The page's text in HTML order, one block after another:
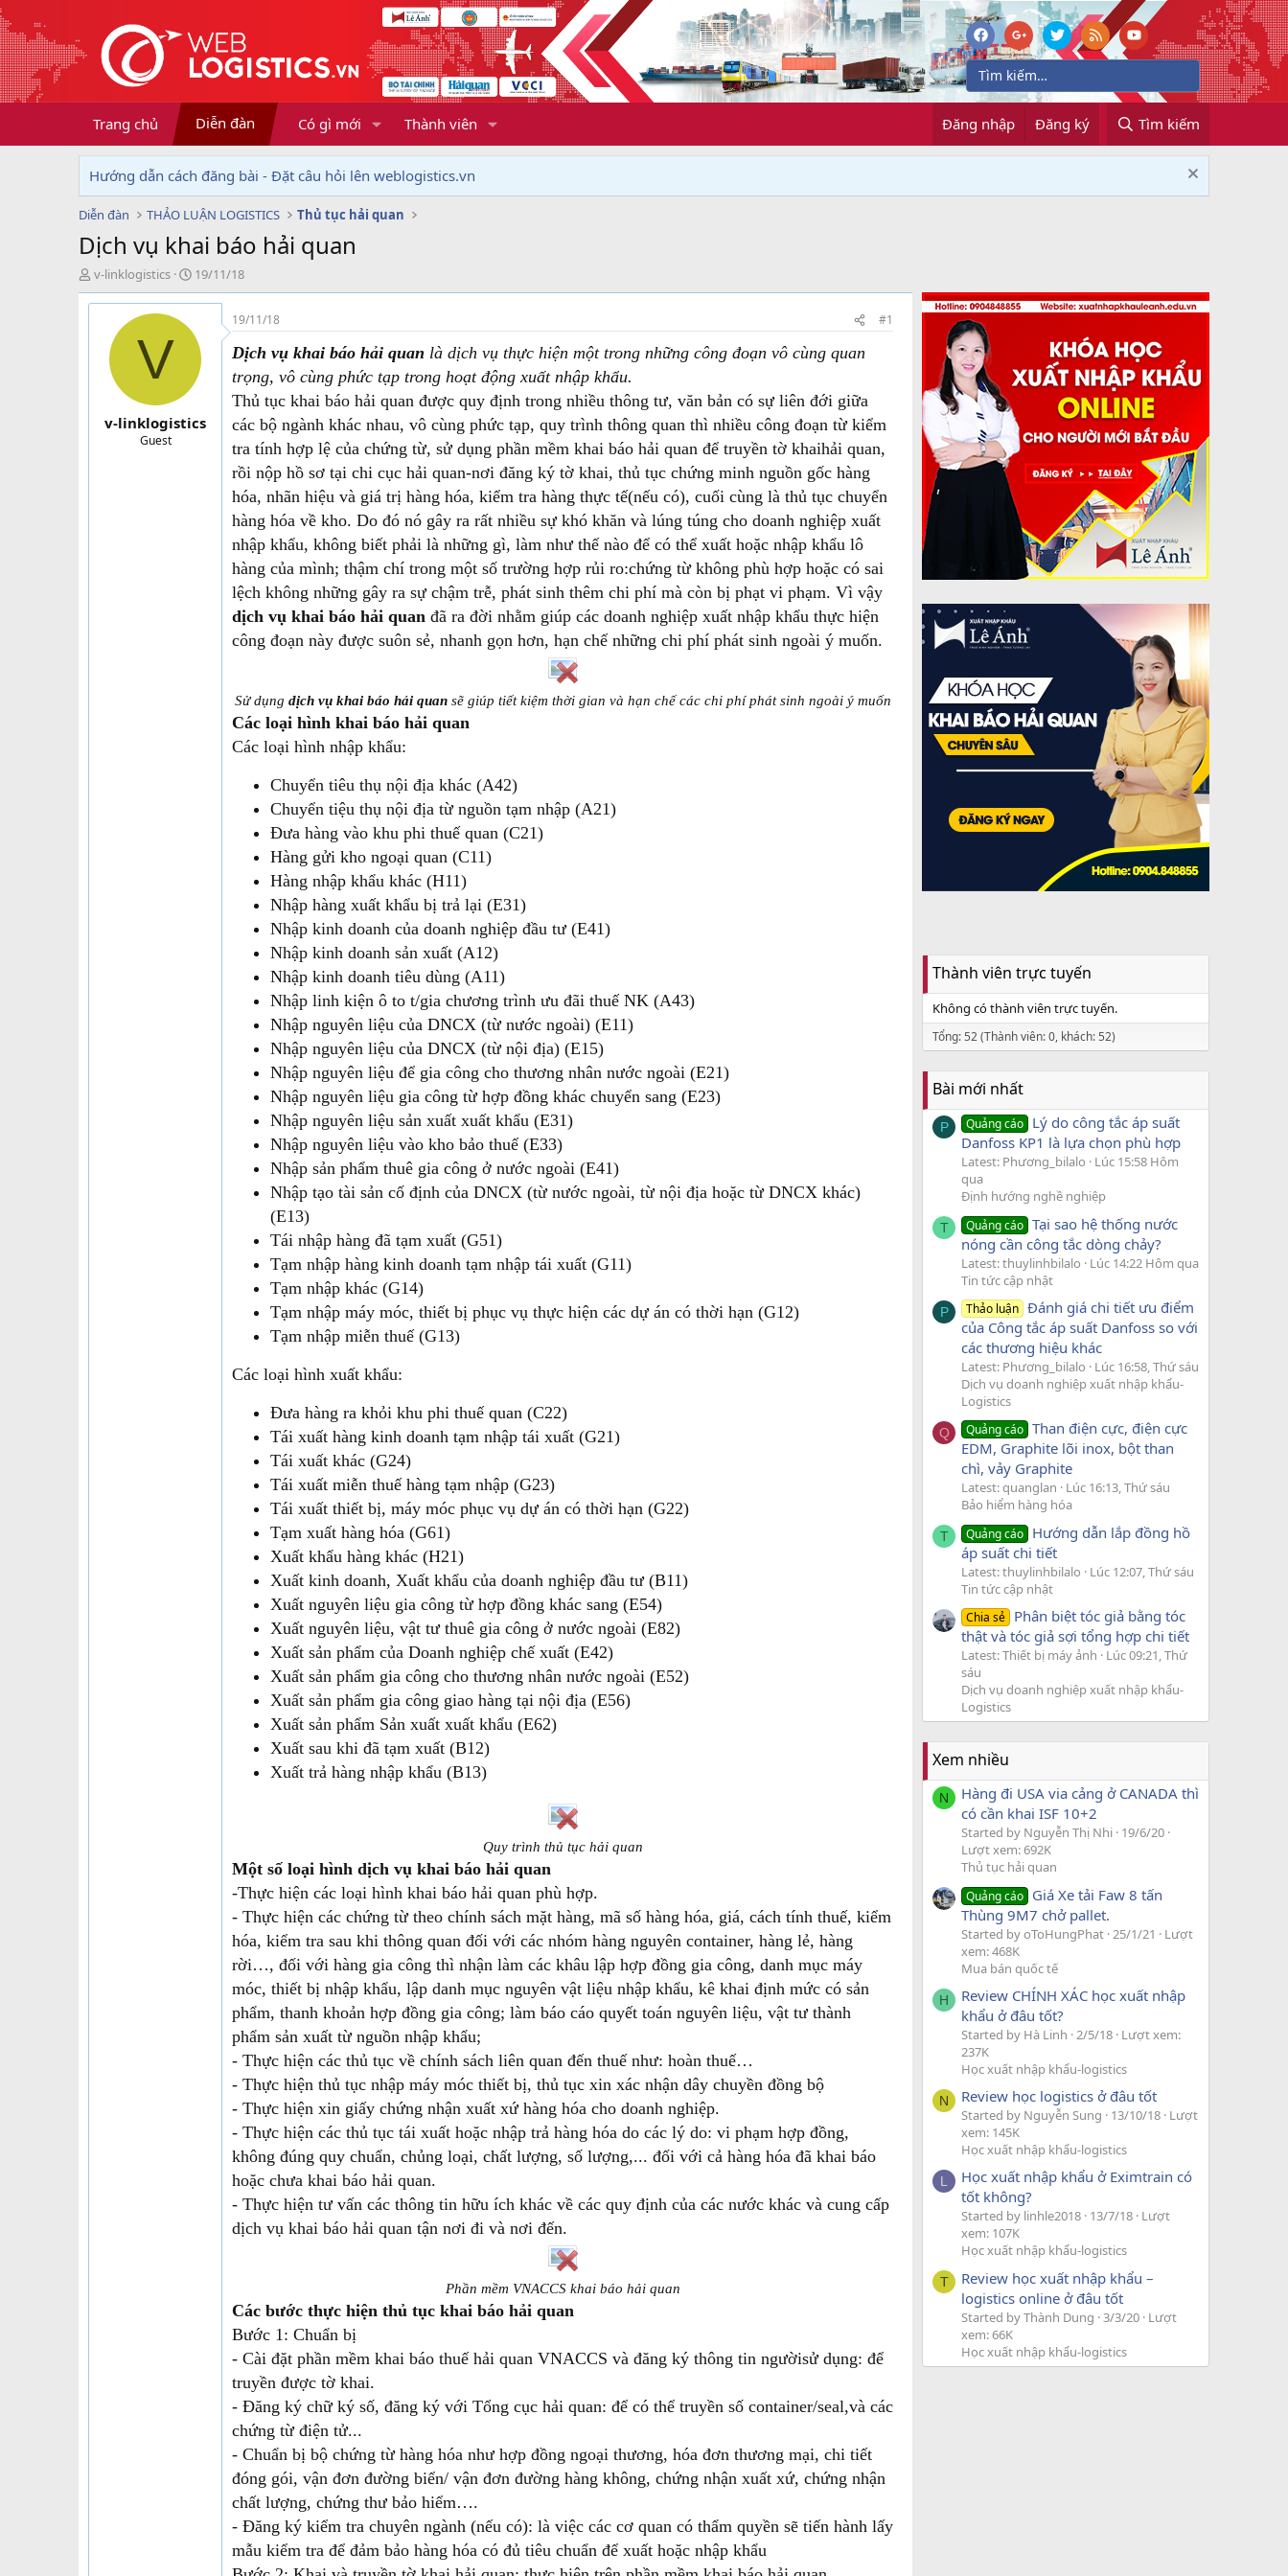
Trang chủ Diễn đàn Có gì mới Thành viên Đăng nhập Đăng ký Tìm kiếm
Hướng dẫn cách đăng bài - Đặt câu hỏi lên weblogistics.vn
Diễn đàn THẢO LUẬN LOGISTICS Thủ tục hải quan
Dịch vụ khai báo hải quan
T
h
r
v-linklogistics
N
g
à
g
ử
i
19/11/18
V
v-linklogistics
Guest
19/11/18 #1
Dịch vụ khai báo hải quan là dịch vụ thực hiện một trong những công đoạn vô cùng quan
trọng, vô cùng phức tạp trong hoạt động xuất nhập khẩu.
Thủ tục khai báo hải quan được quy định trong nhiều thông tư, văn bản có sự liên đới giữa
các bộ ngành khác nhau, vô cùng phức tạp, quy trình thông quan thì nhiều công đoạn từ kiểm
tra tính hợp lệ của chứng từ, sử dụng phần mềm khai báo hải quan để truyền tờ khaihải quan,
rồi nộp hồ sơ tại chi cục hải quan-nơi đăng ký tờ khai, thủ tục chứng minh nguồn gốc hàng
hóa, nhãn hiệu và giá trị hàng hóa, kiểm tra hàng thực tế(nếu có), cuối cùng là thủ tục chuyển
hàng hóa về kho. Do đó nó gây ra rất nhiều sự khó khăn và lúng túng cho doanh nghiệp xuất
nhập khẩu, không biết phải là những gì, làm như thế nào để có thể xuất hoặc nhập khẩu lô
hàng của mình; thậm chí trong một số trường hợp rủi ro:chứng từ không phù hợp hoặc có sai
lệch không những gây ra sự chậm trễ, phát sinh thêm chi phí mà còn bị phạt vi phạm. Vì vậy
dịch vụ khai báo hải quan đã ra đời nhằm giúp các doanh nghiệp xuất nhập khẩu thực hiện
công đoạn này được suôn sẻ, nhanh gọn hơn, hạn chế những chi phí phát sinh ngoài ý muốn.
Sử dụng dịch vụ khai báo hải quansẽ giúp tiết kiệm thời gian và hạn chế các chi phí phát sinh ngoài ý muốn
Các loại hình khai báo hải quan
Các loại hình nhập khẩu:
Chuyển tiêu thụ nội địa khác (A42)
Chuyển tiệu thụ nội địa từ nguồn tạm nhập (A21)
Đưa hàng vào khu phi thuế quan (C21)
Hàng gửi kho ngoại quan (C11)
Hàng nhập khẩu khác (H11)
Nhập hàng xuất khẩu bị trả lại (E31)
Nhập kinh doanh của doanh nghiệp đầu tư (E41)
Nhập kinh doanh sản xuất (A12)
Nhập kinh doanh tiêu dùng (A11)
Nhập linh kiện ô to t/gia chương trình ưu đãi thuế NK (A43)
Nhập nguyên liệu của DNCX (từ nước ngoài) (E11)
Nhập nguyên liệu của DNCX (từ nội địa) (E15)
Nhập nguyên liệu để gia công cho thương nhân nước ngoài (E21)
Nhập nguyên liệu gia công từ hợp đồng khác chuyển sang (E23)
Nhập nguyên liệu sản xuất xuất khẩu (E31)
Nhập nguyên liệu vào kho bảo thuế (E33)
Nhập sản phẩm thuê gia công ở nước ngoài (E41)
Nhập tạo tài sản cố định của DNCX (từ nước ngoài, từ nội địa hoặc từ DNCX khác)
(E13)
Tái nhập hàng đã tạm xuất (G51)
Tạm nhập hàng kinh doanh tạm nhập tái xuất (G11)
Tạm nhập khác (G14)
Tạm nhập máy móc, thiết bị phục vụ thực hiện các dự án có thời hạn (G12)
Tạm nhập miễn thuế (G13)
Các loại hình xuất khẩu:
Đưa hàng ra khỏi khu phi thuế quan (C22)
Tái xuất hàng kinh doanh tạm nhập tái xuất (G21)
Tái xuất khác (G24)
Tái xuất miễn thuế hàng tạm nhập (G23)
Tái xuất thiết bị, máy móc phục vụ dự án có thời hạn (G22)
Tạm xuất hàng hóa (G61)
Xuất khẩu hàng khác (H21)
Xuất kinh doanh, Xuất khẩu của doanh nghiệp đầu tư (B11)
Xuất nguyên liệu gia công từ hợp đồng khác sang (E54)
Xuất nguyên liệu, vật tư thuê gia công ở nước ngoài (E82)
Xuất sản phẩm của Doanh nghiệp chế xuất (E42)
Xuất sản phẩm gia công cho thương nhân nước ngoài (E52)
Xuất sản phẩm gia công giao hàng tại nội địa (E56)
Xuất sản phẩm Sản xuất xuất khẩu (E62)
Xuất sau khi đã tạm xuất (B12)
Xuất trả hàng nhập khẩu (B13)
Quy trình thủ tục hải quan
Một số loại hình dịch vụ khai báo hải quan
-Thực hiện các loại hình khai báo hải quan phù hợp.
- Thực hiện các chứng từ theo chính sách mặt hàng, mã số hàng hóa, giá, cách tính thuế, kiểm
hóa, kiểm tra sau khi thông quan đối với các nhóm hàng nguyên container, hàng lẻ, hàng
rời…, đối với hàng gia công thì nhận làm các khâu lập hợp đồng gia công, danh mục máy
móc, thiết bị nhập khẩu, lập danh mục nguyên vật liệu nhập khẩu, kê khai định mức có sản
phẩm, thanh khoản hợp đồng gia công; làm báo cáo quyết toán nguyên liệu, vật tư thành
phẩm sản xuất từ nguồn nhập khẩu;
- Thực hiện các thủ tục về chính sách liên quan đến thuế như: hoàn thuế…
- Thực hiện thủ tục nhập máy móc thiết bị, thủ tục xin xác nhận dây chuyền đồng bộ
- Thực hiện xin giấy chứng nhận xuất xứ hàng hóa cho doanh nghiệp.
- Thực hiện các thủ tục tái xuất hoặc nhập trả hàng hóa do các lý do: vi phạm hợp đồng,
không đúng quy chuẩn, chủng loại, chất lượng, số lượng,... đối với cả hàng hóa đã khai báo
hoặc chưa khai báo hải quan.
- Thực hiện tư vấn các thông tin hữu ích khác về các quy định của các nước khác và cung cấp
dịch vụ khai báo hải quan tận nơi đi và nơi đến.
Phần mềm VNACCS khai báo hải quan
Các bước thực hiện thủ tục khai báo hải quan
Bước 1: Chuẩn bị
- Cài đặt phần mềm khai báo thuế hải quan VNACCS và đăng ký thông tin ngườisử dụng: để
truyền được tờ khai.
- Đăng ký chữ ký số, đăng ký với Tổng cục hải quan: để có thể truyền số container/seal,và các
chứng từ điện tử...
- Chuẩn bị bộ chứng từ hàng hóa như hợp đồng ngoại thương, hóa đơn thương mại, chi tiết
đóng gói, vận đơn đường biển/ vận đơn đường hàng không, chứng nhận xuất xứ, chứng nhận
chất lượng, chứng thư bảo hiểm….
- Đăng ký kiểm tra chuyên ngành (nếu có): là việc các cơ quan có thẩm quyền sẽ tiến hành lấy
mẫu kiểm tra để đảm bảo hàng hóa có đủ tiêu chuẩn để xuất hoặc nhập khẩu
Thành viên trực tuyến
Không có thành viên trực tuyến.
Tổng: 52 (Thành viên: 0, khách: 52)
Bài mới nhất
P Quảng cáo Lý do công tắc áp suất
Danfoss KP1 là lựa chọn phù hợp
Latest: Phương_bilalo
Lúc 15:58 Hôm
qua
Định hướng nghề nghiệp
T Quảng cáo Tại sao hệ thống nước
nóng cần công tắc dòng chảy?
Latest: thuylinhbilalo
Lúc 14:22 Hôm qua
Tin tức cập nhật
P Thảo luận Đánh giá chi tiết ưu điểm
của Công tắc áp suất Danfoss so với
các thương hiệu khác
Latest: Phương_bilalo
Lúc 16:58, Thứ sáu
Dịch vụ doanh nghiệp xuất nhập khẩu-
Logistics
Q Quảng cáo Than điện cực, điện cực
EDM, Graphite lõi inox, bột than
chì, vảy Graphite
Latest: quanglan
Lúc 16:13, Thứ sáu
Bảo hiểm hàng hóa
T Quảng cáo Hướng dẫn lắp đồng hồ
áp suất chi tiết
Latest: thuylinhbilalo
Lúc 12:07, Thứ sáu
Tin tức cập nhật
Chia sẻ Phân biệt tóc giả bằng tóc
thật và tóc giả sợi tổng hợp chi tiết
Latest: Thiết bị máy ảnh
Lúc 09:21, Thứ
sáu
Dịch vụ doanh nghiệp xuất nhập khẩu-
Logistics
Xem nhiều
N
Hàng đi USA via cảng ở CANADA thì
có cần khai ISF 10+2
Started by Nguyễn Thị Nhi 19/6/20
Lượt xem: 692K
Thủ tục hải quan
Quảng cáo Giá Xe tải Faw 8 tấn
Thùng 9M7 chở pallet.
Started by oToHungPhat 25/1/21
Lượt
xem: 468K
Mua bán quốc tế
H
Review CHÍNH XÁC học xuất nhập
khẩu ở đâu tốt?
Started by Hà Linh 2/5/18 Lượt xem:
237K
Học xuất nhập khẩu-logistics
N Review học logistics ở đâu tốt
Started by Nguyễn Sung 13/10/18 Lượt
xem: 145K
Học xuất nhập khẩu-logistics
L
Học xuất nhập khẩu ở Eximtrain có
tốt không?
Started by linhle2018 13/7/18 Lượt
xem: 107K
Học xuất nhập khẩu-logistics
T
Review học xuất nhập khẩu –
logistics online ở đâu tốt
Started by Thành Dung 3/3/20 Lượt
xem: 66K
Học xuất nhập khẩu-logistics